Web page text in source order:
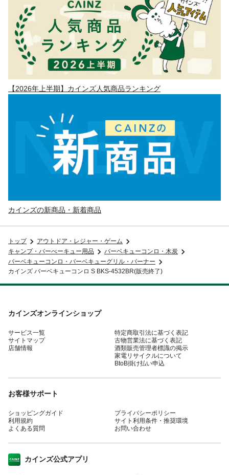
【2026年上半期】カインズ人気商品ランキング
カインズの新商品・新着商品
トップ
アウトドア・レジャー・ゲーム
キャンプ・バーべーキュー用品
バーベキューコンロ・木炭
バーベキューコンロ・バーベキューグリル・バーナー
カインズ バーベキューコンロ S BKS-4532BR(販売終了)
カインズオンラインショップ
サービス一覧
サイトマップ
店舗情報
特定商取引法に基づく表記
古物営業法に基づく表記
酒類販売管理者標識の掲示
家電リサイクルについて
BtoB掛け払い申込
お客様サポート
ショッピングガイド
利用規約
よくある質問
プライバシーポリシー
サイト利用条件・推奨環境
お問い合わせ
カインズ公式アプリ